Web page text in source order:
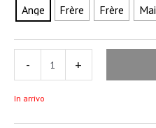
Ange Frère Frère
In arrivo
- +